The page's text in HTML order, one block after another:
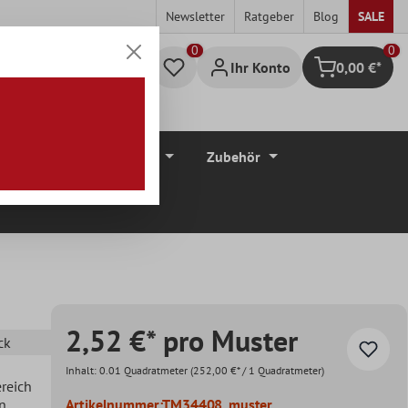
Newsletter Ratgeber Blog SALE
Ihr Konto Warenkorb
0
0,00 €*
Zubehör
2,52 €* pro Muster
Inhalt: 0.01 Quadratmeter (252,00 €* / 1 Quadratmeter)
Artikelnummer:TM34408_muster